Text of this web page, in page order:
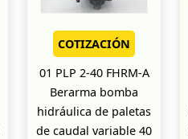
COTIZACIÓN
01 PLP 2-40 FHRM-A
Berarma bomba
hidráulica de paletas
de caudal variable 40